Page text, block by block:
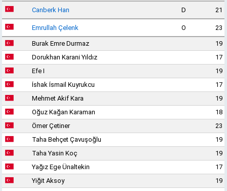
Canberk Han D 21
Emrullah Çelenk O 23
Burak Emre Durmaz
19
Dorukhan Karani Yıldız
17
Efe I
19
İshak İsmail Kuyrukcu
17
Mehmet Akif Kara
19
Oğuz Kağan Karaman
18
Ömer Çetiner
23
Taha Behçet Çavuşoğlu
19
Taha Yasin Koç
19
Yağız Ege Ünaltekin
17
Yiğit Aksoy
19